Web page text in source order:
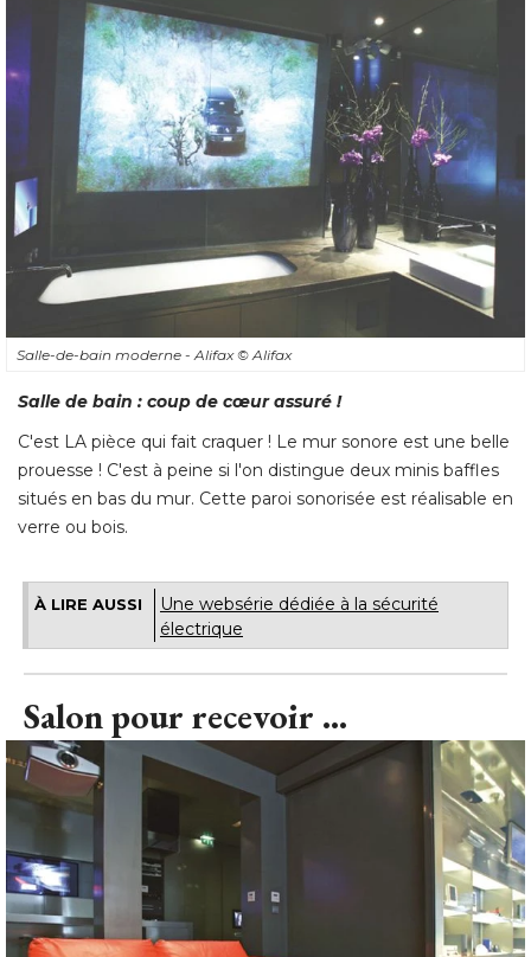
Salle-de-bain moderne - Alifax© Alifax
Salle de bain : coup de cœur assuré !
C'est LA pièce qui fait craquer ! Le mur sonore est une belle
prouesse ! C'est à peine si l'on distingue deux minis baffles
situés en bas du mur. Cette paroi sonorisée est réalisable en
verre ou bois.
À LIRE AUSSI
Une websérie dédiée à la sécurité
électrique
Salon pour recevoir ...